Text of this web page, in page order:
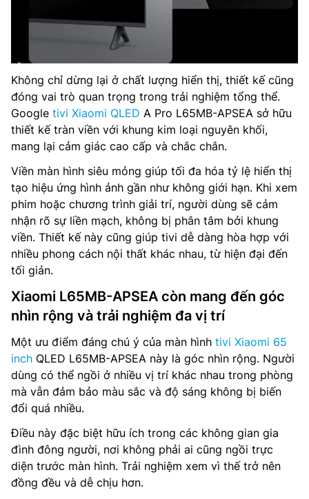
Không chỉ dừng lại ở chất lượng hiển thị, thiết kế cũng
đóng vai trò quan trọng trong trải nghiệm tổng thể.
Google tivi Xiaomi QLED A Pro L65MB-APSEA sở hữu
thiết kế tràn viền với khung kim loại nguyên khối,
mang lại cảm giác cao cấp và chắc chắn.
Viền màn hình siêu mỏng giúp tối đa hóa tỷ lệ hiển thị
tạo hiệu ứng hình ảnh gần như không giới hạn. Khi xem
phim hoặc chương trình giải trí, người dùng sẽ cảm
nhận rõ sự liền mạch, không bị phân tâm bởi khung
viền. Thiết kế này cũng giúp tivi dễ dàng hòa hợp với
nhiều phong cách nội thất khác nhau, từ hiện đại đến
tối giản.
Xiaomi L65MB-APSEA còn mang đến góc
nhìn rộng và trải nghiệm đa vị trí
Một ưu điểm đáng chú ý của màn hình tivi Xiaomi 65
inch QLED L65MB-APSEA này là góc nhìn rộng. Người
dùng có thể ngồi ở nhiều vị trí khác nhau trong phòng
mà vẫn đảm bảo màu sắc và độ sáng không bị biến
đổi quá nhiều.
Điều này đặc biệt hữu ích trong các không gian gia
đình đông người, nơi không phải ai cũng ngồi trực
diện trước màn hình. Trải nghiệm xem vì thế trở nên
đồng đều và dễ chịu hơn.